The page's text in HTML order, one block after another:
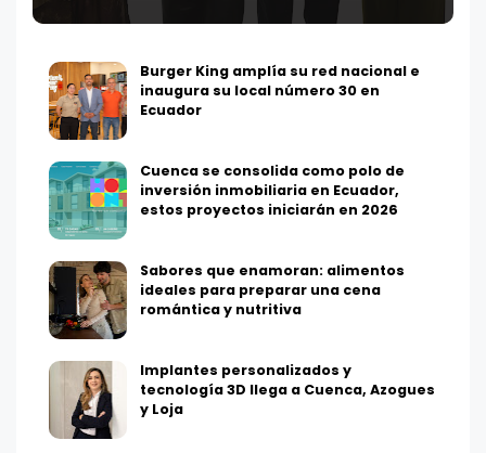
Burger King amplía su red nacional e
inaugura su local número 30 en
Ecuador
Cuenca se consolida como polo de
inversión inmobiliaria en Ecuador,
estos proyectos iniciarán en 2026
Sabores que enamoran: alimentos
ideales para preparar una cena
romántica y nutritiva
Implantes personalizados y
tecnología 3D llega a Cuenca, Azogues
y Loja